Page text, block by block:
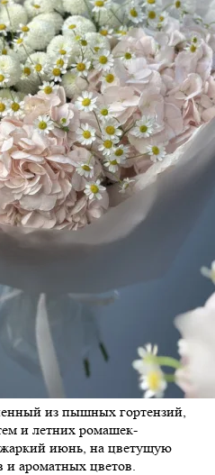
из пышных гортензий,
и летних ромашек-
жаркий июнь, на цветущую
и ароматных цветов.